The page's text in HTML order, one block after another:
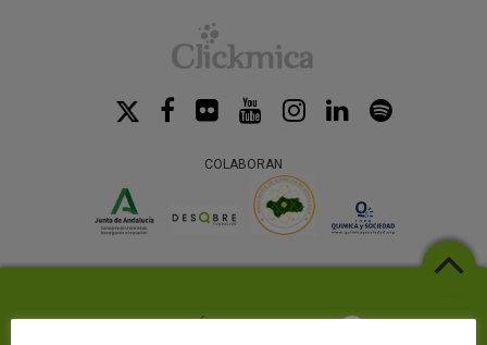
COLABORAN